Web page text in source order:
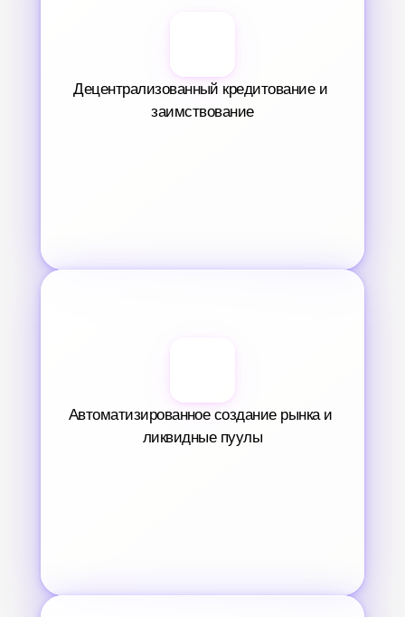
Децентрализованный кредитование и
заимствование
Автоматизированное создание рынка и
ликвидные пуулы